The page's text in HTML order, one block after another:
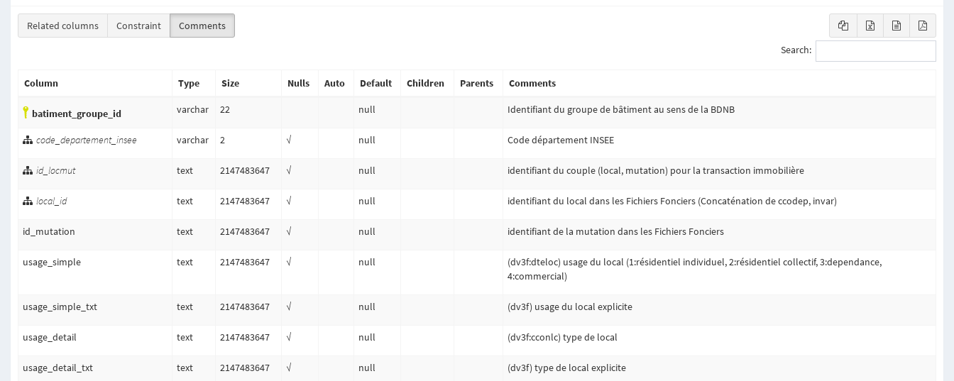
Related columns Constraint
Comments
Search:
Column Type Size Nulls Auto Default Children Parents Comments
batiment_groupe_id varchar 22 null Identifiant du groupe de bâtiment au sens de la BDNB
code_departement_insee varchar 2 √ null Code département INSEE
id_locmut text 2147483647 √ null identifiant du couple (local, mutation) pour la transaction immobilière
local_id text 2147483647 √ null identifiant du local dans les Fichiers Fonciers (Concaténation de ccodep, invar)
id_mutation text 2147483647 √ null identifiant de la mutation dans les Fichiers Fonciers
usage_simple text 2147483647 √ null
(dv3f:dteloc) usage du local (1:résidentiel individuel, 2:résidentiel collectif, 3:dependance,
4:commercial)
usage_simple_txt text 2147483647 √ null (dv3f) usage du local explicite
usage_detail text 2147483647 √ null (dv3f:cconlc) type de local
usage_detail_txt text 2147483647 √ null (dv3f) type de local explicite